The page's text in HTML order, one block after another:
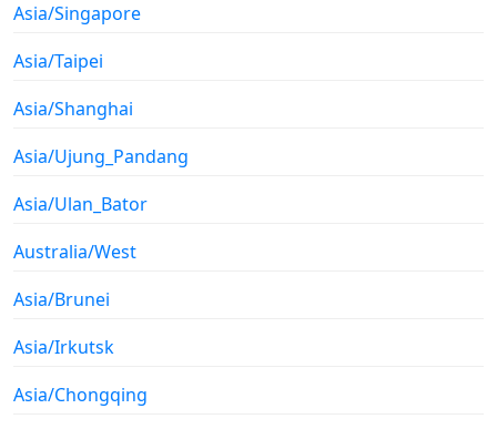
Asia/Singapore
Asia/Taipei
Asia/Shanghai
Asia/Ujung_Pandang
Asia/Ulan_Bator
Australia/West
Asia/Brunei
Asia/Irkutsk
Asia/Chongqing